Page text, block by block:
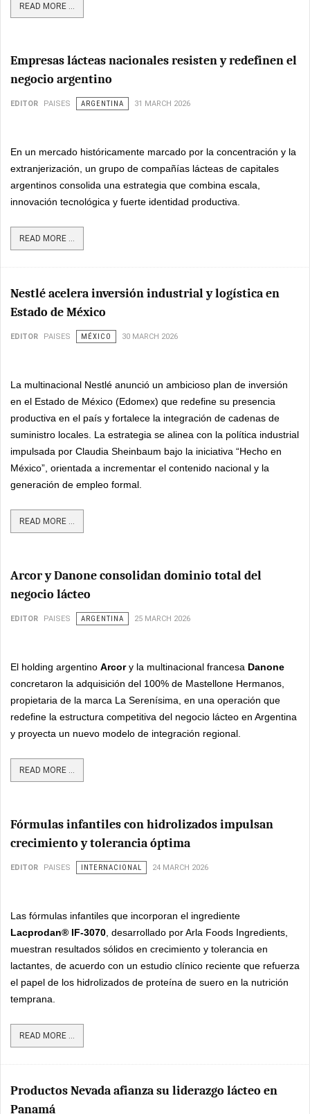
READ MORE ...
Empresas lácteas nacionales resisten y redefinen el
negocio argentino
EDITOR PAISES ARGENTINA 31 MARCH 2026
En un mercado históricamente marcado por la concentración y la
extranjerización, un grupo de compañías lácteas de capitales
argentinos consolida una estrategia que combina escala,
innovación tecnológica y fuerte identidad productiva.
READ MORE ...
Nestlé acelera inversión industrial y logística en
Estado de México
EDITOR PAISES MÉXICO 30 MARCH 2026
La multinacional Nestlé anunció un ambicioso plan de inversión
en el Estado de México (Edomex) que redefine su presencia
productiva en el país y fortalece la integración de cadenas de
suministro locales. La estrategia se alinea con la política industrial
impulsada por Claudia Sheinbaum bajo la iniciativa “Hecho en
México”, orientada a incrementar el contenido nacional y la
generación de empleo formal.
READ MORE ...
Arcor y Danone consolidan dominio total del
negocio lácteo
EDITOR PAISES ARGENTINA 25 MARCH 2026
El holding argentino Arcory la multinacional francesa Danone
concretaron la adquisición del 100% de Mastellone Hermanos,
propietaria de la marca La Serenísima, en una operación que
redefine la estructura competitiva del negocio lácteo en Argentina
y proyecta un nuevo modelo de integración regional.
READ MORE ...
Fórmulas infantiles con hidrolizados impulsan
crecimiento y tolerancia óptima
EDITOR PAISES INTERNACIONAL 24 MARCH 2026
Las fórmulas infantiles que incorporan el ingrediente
Lacprodan® IF-3070 , desarrollado por Arla Foods Ingredients,
muestran resultados sólidos en crecimiento y tolerancia en
lactantes, de acuerdo con un estudio clínico reciente que refuerza
el papel de los hidrolizados de proteína de suero en la nutrición
temprana.
READ MORE ...
Productos Nevada afianza su liderazgo lácteo en
Panamá